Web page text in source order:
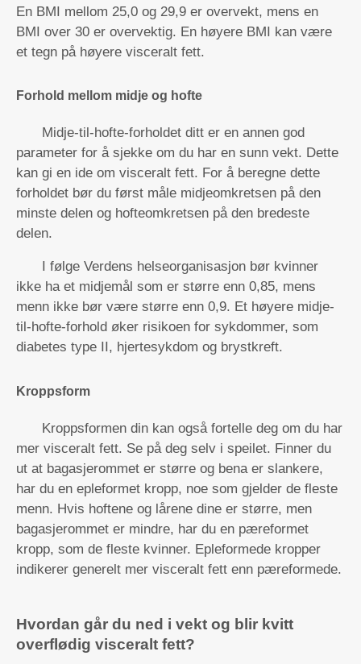
En BMI mellom 25,0 og 29,9 er overvekt, mens en
BMI over 30 er overvektig. En høyere BMI kan være
et tegn på høyere visceralt fett.
Forhold mellom midje og hofte
Midje-til-hofte-forholdet ditt er en annen god
parameter for å sjekke om du har en sunn vekt. Dette
kan gi en ide om visceralt fett. For å beregne dette
forholdet bør du først måle midjeomkretsen på den
minste delen og hofteomkretsen på den bredeste
delen.
I følge Verdens helseorganisasjon bør kvinner
ikke ha et midjemål som er større enn 0,85, mens
menn ikke bør være større enn 0,9. Et høyere midje-
til-hofte-forhold øker risikoen for sykdommer, som
diabetes type II, hjertesykdom og brystkreft.
Kroppsform
Kroppsformen din kan også fortelle deg om du har
mer visceralt fett. Se på deg selv i speilet. Finner du
ut at bagasjerommet er større og bena er slankere,
har du en epleformet kropp, noe som gjelder de fleste
menn. Hvis hoftene og lårene dine er større, men
bagasjerommet er mindre, har du en pæreformet
kropp, som de fleste kvinner. Epleformede kropper
indikerer generelt mer visceralt fett enn pæreformede.
Hvordan går du ned i vekt og blir kvitt
overflødig visceralt fett?